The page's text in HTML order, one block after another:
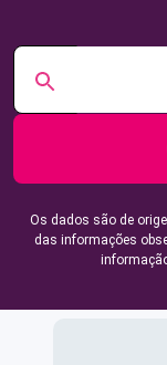
Os dados são de
das informações